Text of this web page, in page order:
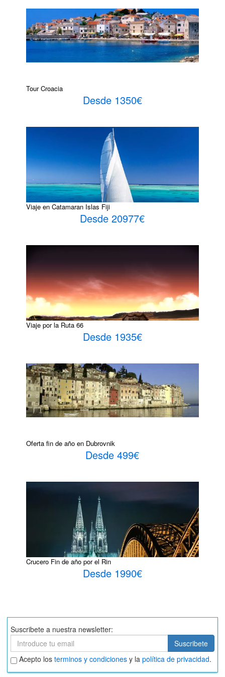
Tour Croacia
Desde 1350€
Viaje en Catamaran Islas Fiji
Desde 20977€
Viaje por la Ruta 66
Desde 1935€
Oferta fin de año en Dubrovnik
Desde 499€
Crucero Fin de año por el Rin
Desde 1990€
Suscribete a nuestra newsletter:
Suscribete
Suscribete
Aceptar
términos
Acepto los terminos y condiciones y la política de privacidad.